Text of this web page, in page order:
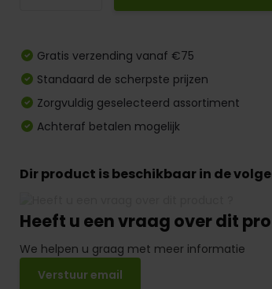
Gratis verzending vanaf €75
Standaard de scherpste prijzen
Zorgvuldig geselecteerd assortiment
Achteraf betalen mogelijk
Dir product is beschikbaar in de
Heeft u een vraag over dit
We helpen u graag met meer informatie
Verstuur email